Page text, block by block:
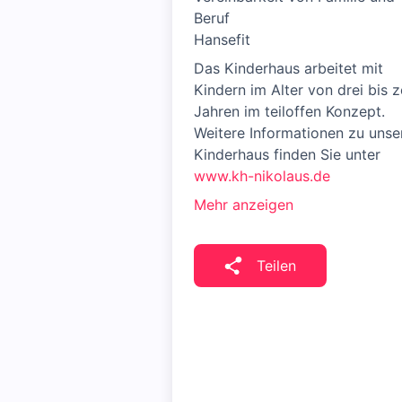
Beruf
Hansefit
Das Kinderhaus arbeitet mit
Kindern im Alter von drei bis
Jahren im teiloffen Konzept.
Weitere Informationen zu
Kinderhaus finden Sie unter
www.kh-nikolaus.de
Mehr anzeigen
Teilen